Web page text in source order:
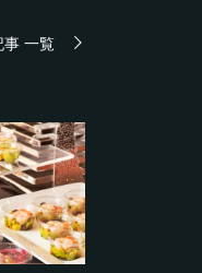
事 一覧